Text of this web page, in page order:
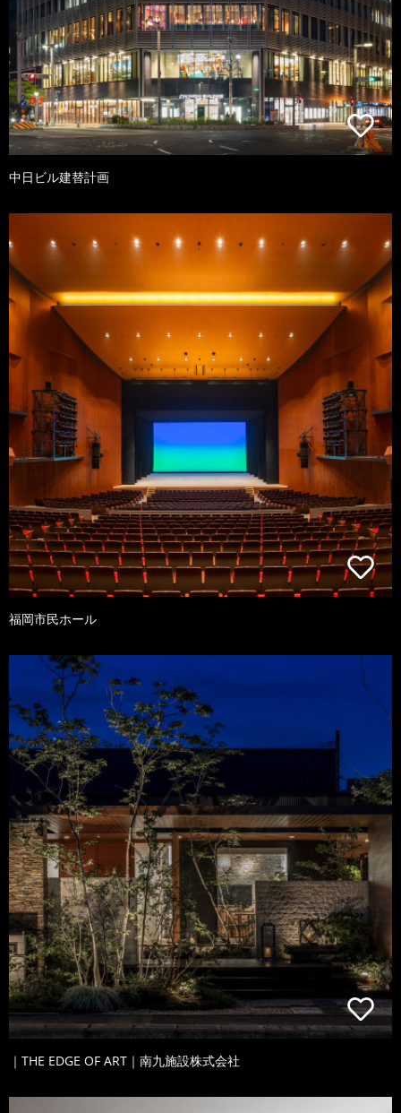
中日ビル建替計画
福岡市民ホール
｜THE EDGE OF ART｜南九施設株式会社